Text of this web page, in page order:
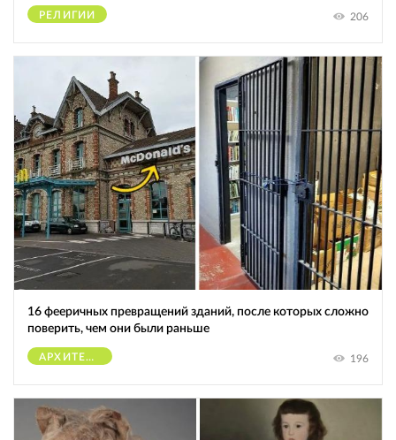
РЕЛИГИИ 206
16 фееричных превращений зданий, после которых сложно
поверить, чем они были раньше
АРХИТЕКТУРА 196